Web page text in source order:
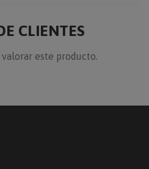
CLIENTES
este producto.